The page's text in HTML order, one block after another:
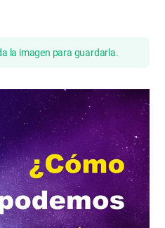
la imagen para guardarla.